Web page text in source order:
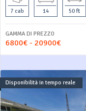
7 cab 14 50 ft
GAMMA DI PREZZO
6800€ - 20900€
Disponibilità in tempo reale